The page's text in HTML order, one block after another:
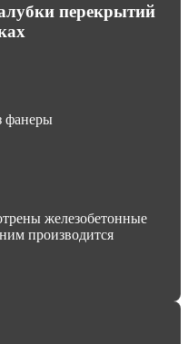
перекрытий
фанеры
железобетонные
производится